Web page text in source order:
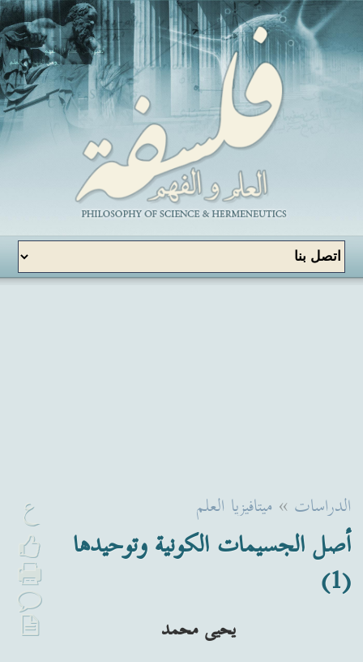
ع الدراسات » ميتافيزيا العلم
أصل الجسيمات الكونية وتوحيدها
(1)
يحيى محمد